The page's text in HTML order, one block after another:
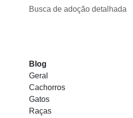
Busca de adoção detalhada
Blog
Geral
Cachorros
Gatos
Raças